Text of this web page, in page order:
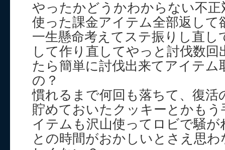
やったかどうかわからない不正
使った課金アイテム全部返して
一生懸命考えてステ振りし直し
して作り直してやっと討伐数回
たら簡単に討伐出来てアイテム
の？
慣れるまで何回も落ちて、復活
貯めておいたクッキーとかも
イテムも沢山使ってロビで騒
との時間がおかしいとさえ思